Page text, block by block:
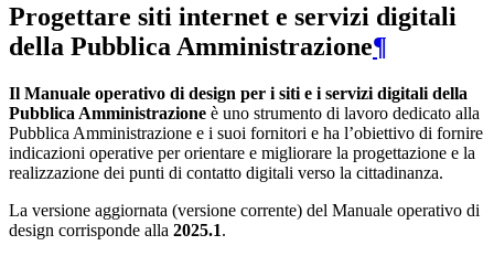
Progettare siti internet e servizi digitali
della Pubblica Amministrazione¶
Il Manuale operativo di design per i siti e i servizi digitali della
Pubblica Amministrazione è uno strumento di lavoro dedicato alla
Pubblica Amministrazione e i suoi fornitori e ha l’obiettivo di fornire
indicazioni operative per orientare e migliorare la progettazione e la
realizzazione dei punti di contatto digitali verso la cittadinanza.
La versione aggiornata (versione corrente) del Manuale operativo di
design corrisponde alla 2025.1.